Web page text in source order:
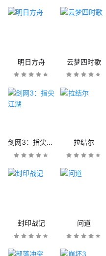
明日方舟 云梦四时歌
剑网3：指尖江湖 拉结尔
封印战记 问道